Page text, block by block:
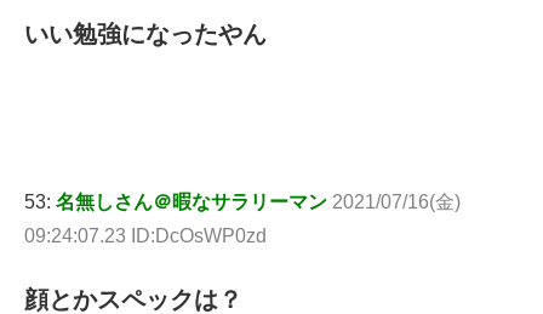
いい勉強になったやん
53: 名無しさん＠暇なサラリーマン 2021/07/16(金)
09:24:07.23 ID:DcOsWP0zd
顔とかスペックは？